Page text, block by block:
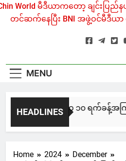
World မီဒီယာကတော့ ချင်းပြ
တင်ဆက်နေပြီး BNI အဖွဲ့ဝင်မီဒီယ
MENU
HEADLINES
NUG မကွေးအဖွဲ့က ၁၀ ရက်ခန့်အကြ
7 Hours Ago
Home 2024
December